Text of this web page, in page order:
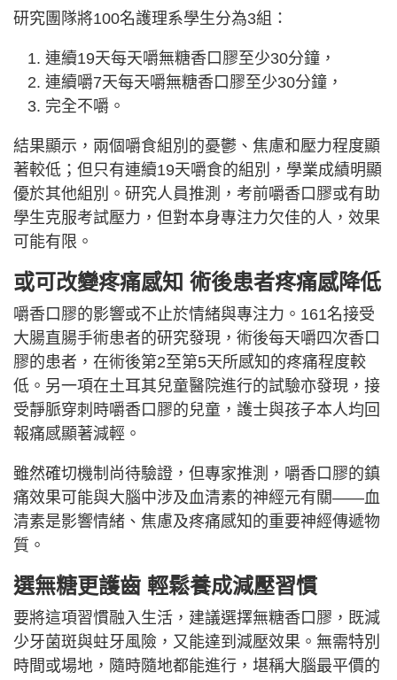
研究團隊將100名護理系學生分為3組：
連續19天每天嚼無糖香口膠至少30分鐘，
連續嚼7天每天嚼無糖香口膠至少30分鐘，
完全不嚼。
結果顯示，兩個嚼食組別的憂鬱、焦慮和壓力程度顯
著較低；但只有連續19天嚼食的組別，學業成績明顯
優於其他組別。研究人員推測，考前嚼香口膠或有助
學生克服考試壓力，但對本身專注力欠佳的人，效果
可能有限。
或可改變疼痛感知 術後患者疼痛感降低
嚼香口膠的影響或不止於情緒與專注力。161名接受
大腸直腸手術患者的研究發現，術後每天嚼四次香口
膠的患者，在術後第2至第5天所感知的疼痛程度較
低。另一項在土耳其兒童醫院進行的試驗亦發現，接
受靜脈穿刺時嚼香口膠的兒童，護士與孩子本人均回
報痛感顯著減輕。
雖然確切機制尚待驗證，但專家推測，嚼香口膠的鎮
痛效果可能與大腦中涉及血清素的神經元有關——血
清素是影響情緒、焦慮及疼痛感知的重要神經傳遞物
質。
選無糖更護齒 輕鬆養成減壓習慣
要將這項習慣融入生活，建議選擇無糖香口膠，既減
少牙菌斑與蛀牙風險，又能達到減壓效果。無需特別
時間或場地，隨時隨地都能進行，堪稱大腦最平價的